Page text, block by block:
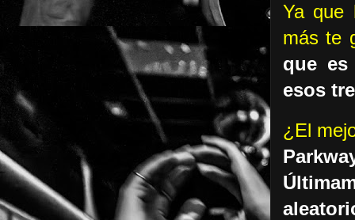
Ya que
más te
que es
esos
¿El